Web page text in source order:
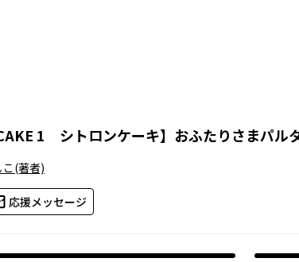
1 シトロンケーキ】 おふたりさまパル
こ(著者)
応援メッセージ